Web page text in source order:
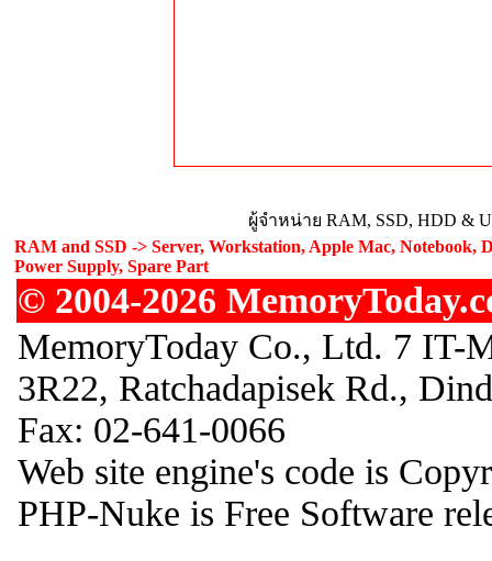
ผู้จำหน่าย RAM, SSD, HDD &
RAM and SSD -> Server, Workstation, Apple Mac, Notebook,
Power Supply, Spare Part
© 2004-2026
MemoryToday Co., Ltd. 7 IT-
3R22, Ratchadapisek Rd.,
Fax: 02-641-0066
Web site engine's code is
PHP-Nuke is Free Software